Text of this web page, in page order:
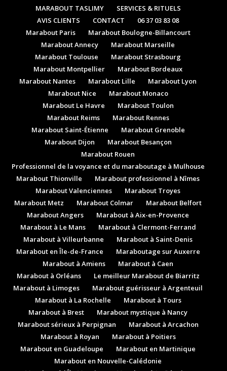
MARABOUT TASLIMY
SERVICES & RITUELS
AVIS CLIENTS
CONTACT
06 37 03 83 08
Marabout Paris
Marabout Boulogne-Billancourt
Marabout Annecy
Marabout Marseille
Marabout Toulouse
Marabout Strasbourg
Marabout Montpellier
Marabout Bordeaux
Marabout Nantes
Marabout Lille
Marabout Lyon
Marabout Nice
Marabout Monaco
Marabout Le Havre
Marabout Toulon
Marabout Reims
Marabout Rennes
Marabout Saint-Étienne
Marabout Grenoble
Marabout Dijon
Marabout Besançon
Marabout Rouen
Professionnel de la voyance et du maraboutage à Mulhouse
Marabout Thionville
Marabout professionnel à Nîmes
Marabout Valenciennes
Marabout Troyes
Marabout Metz
Marabout Colmar
Marabout Belfort
Marabout Angers
Marabout à Aix-en-Provence
Marabout à Le Mans
Marabout à Clermont-Ferrand
Marabout à Villeurbanne
Marabout à Saint-Denis
Marabout en Île-de-France
Maraboutage sur Auxerre
Marabout à Amiens
Marabout à Caen
Marabout à Orléans
Le meilleur Marabout de Biarritz
Marabout à Limoges
Marabout guérisseur à Argenteuil
Marabout à La Rochelle
Marabout à Tours
Marabout à Brest
Marabout mystique à Nancy
Marabout sérieux à Perpignan
Marabout à Arcachon
Marabout à Royan
Marabout à Poitiers
Marabout en Guadeloupe
Marabout en Martinique
Marabout en Nouvelle-Calédonie